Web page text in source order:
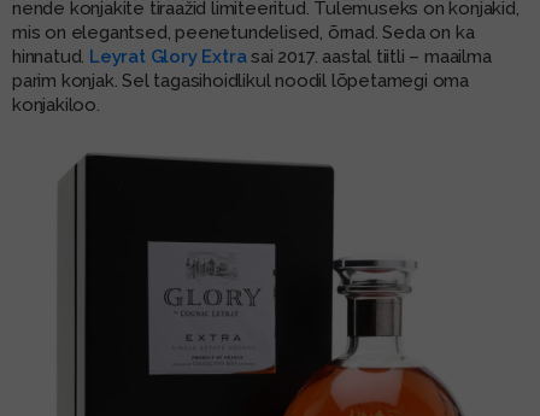
nende konjakite tiraažid limiteeritud. Tulemuseks on konjakid,
mis on elegantsed, peenetundelised, õrnad. Seda on ka
hinnatud. Leyrat Glory Extrasai 2017. aastal tiitli – maailma
parim konjak. Sel tagasihoidlikul noodil lõpetamegi oma
konjakiloo.